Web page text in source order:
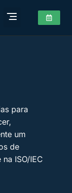
para
um
de
ISO/IEC